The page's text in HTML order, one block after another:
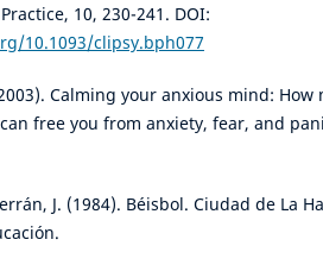
10, 230-241. DOI:
10.1093/clipsy.bph077
Calming your anxious mind:
free you from anxiety, fear, and
J. (1984). Béisbol. Ciudad de La